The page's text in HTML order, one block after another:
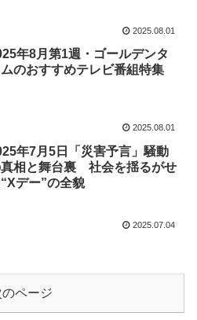
2025.08.01
年8月第1週・ゴールデンタ
のおすすめテレビ番組特集
2025.08.01
年7月5日「災害予言」騒動
相と舞台裏 社会を揺るがせ
デー”の全貌
2025.07.04
のページ